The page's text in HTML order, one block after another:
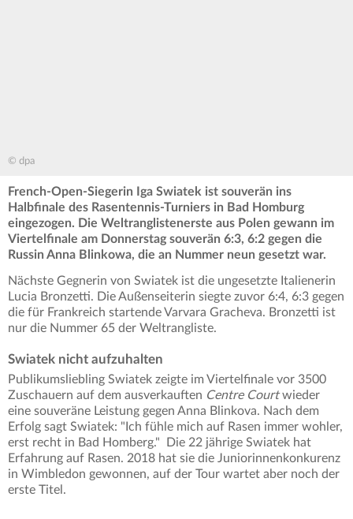
© dpa
French-Open-Siegerin Iga Swiatek ist souverän ins
Halbfinale des Rasentennis-Turniers in Bad Homburg
eingezogen. Die Weltranglistenerste aus Polen gewann im
Viertelfinale am Donnerstag souverän 6:3, 6:2 gegen die
Russin Anna Blinkowa, die an Nummer neun gesetzt war.
Nächste Gegnerin von Swiatek ist die ungesetzte Italienerin
Lucia Bronzetti. Die Außenseiterin siegte zuvor 6:4, 6:3 gegen
die für Frankreich startende Varvara Gracheva. Bronzetti ist
nur die Nummer 65 der Weltrangliste.
Swiatek nicht aufzuhalten
Publikumsliebling Swiatek zeigte im Viertelfinale vor 3500
Zuschauern auf dem ausverkauften Centre Courtwieder
eine souveräne Leistung gegen Anna Blinkova. Nach dem
Erfolg sagt Swiatek: "Ich fühle mich auf Rasen immer wohler,
erst recht in Bad Homberg." Die 22 jährige Swiatek hat
Erfahrung auf Rasen. 2018 hat sie die Juniorinnenkonkurenz
in Wimbledon gewonnen, auf der Tour wartet aber noch der
erste Titel.